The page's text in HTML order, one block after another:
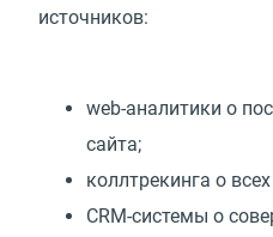
источников:
web-аналитики о
сайта;
коллтрекинга о
CRM-системы о